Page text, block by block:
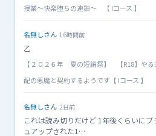
授業～快楽堕ちの連鎖～ 【 Iコース 】
名無しさん 16時間前
乙
【２０２６年 夏の短編祭】 【R18】やる
配の悪魔と契約するようです【 Iコース 】
名無しさん 2日前
これは読み切りだけど 1年後くらいにブ
ュアップされた1…